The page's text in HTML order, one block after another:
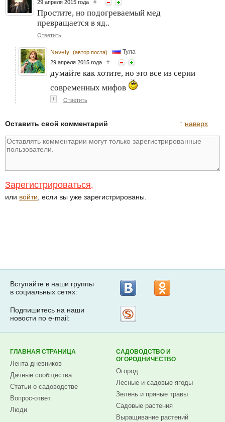
29 апреля 2015 года #
Простите, но подогреваемый мед
превращается в яд..
Ответить
Navely (автор поста) Тула
29 апреля 2015 года #
думайте как хотите, но это все из серии
современных мифов
↑ Ответить
↑ наверх
Оставить свой комментарий
Зарегистрироваться,
или войти, если вы уже зарегистрированы.
Вступайте в наши группы
в социальных сетях:
Подпишитесь на наши
новости по e-mail:
ГЛАВНАЯ СТРАНИЦА
Лента дневников
Дачные сообщества
Статьи о садоводстве
Вопрос-ответ
Люди
САДОВОДСТВО И
ОГОРОДНИЧЕСТВО
Огород
Лесные и садовые ягоды
Зелень и пряные травы
Садовые растения
Выращивание растений